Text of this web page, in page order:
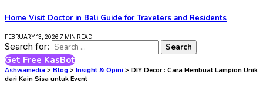
Home Visit Doctor in Bali Guide for Travelers and Residents
FEBRUARY 13, 2026 7 MIN READ
Search for:
Get Free KasBot
Ashwamedia > Blog > Insight & Opini > DIY Decor : Cara Membuat Lampion Unik
dari Kain Sisa untuk Event